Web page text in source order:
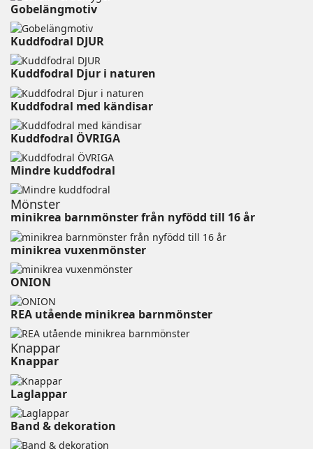
Gobelängmotiv
Kuddfodral DJUR ⠀⠀⠀⠀⠀⠀⠀⠀⠀⠀⠀⠀⠀
Kuddfodral Djur i naturen
Kuddfodral med kändisar
Kuddfodral ÖVRIGA ⠀⠀⠀
Mindre kuddfodral
Mönster
minikrea barnmönster från nyfödd till 16 år
minikrea vuxenmönster⠀⠀⠀⠀⠀⠀⠀⠀⠀⠀⠀⠀⠀⠀⠀⠀
ONION ⠀⠀⠀⠀⠀⠀⠀⠀⠀⠀⠀⠀⠀⠀⠀
REA utående minikrea barnmönster
Knappar
Knappar
Laglappar
Band & dekoration